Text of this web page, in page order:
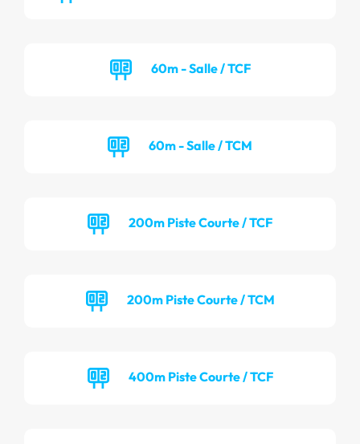
60m - Salle / TCF
60m - Salle / TCM
200m Piste Courte / TCF
200m Piste Courte / TCM
400m Piste Courte / TCF